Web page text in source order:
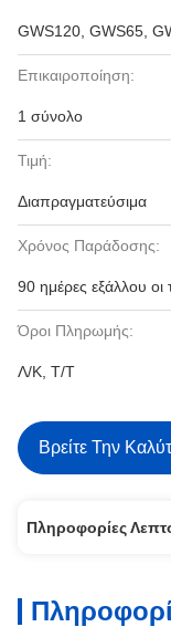
GWS120, GWS65,
Επικαιροποίηση:
1 σύνολο
Τιμή:
Διαπραγματεύσιμα
Χρόνος Παράδοσης:
90 ημέρες εξάλλου οι
Όροι Πληρωμής:
Λ/Κ, Τ/Τ
Βρείτε Την
Πληροφορίες